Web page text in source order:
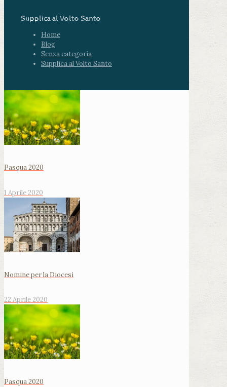
Supplica al Volto Santo
Home
Blog
Senza categoria
Supplica al Volto Santo
Pasqua 2020
1 Aprile 2020
Nomine per la Diocesi
22 Aprile 2020
Pasqua 2020